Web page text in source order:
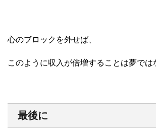
心のブロックを外せば、
このように収入が倍増することは夢では
最後に